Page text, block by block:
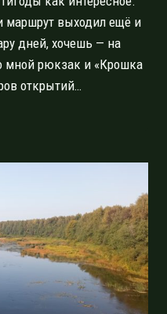
маршрут выходил ещё и
дней, хочешь — на
мной рюкзак и «Крошка
открытий…